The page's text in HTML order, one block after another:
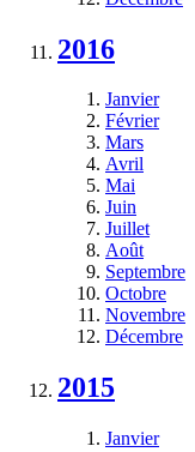
2016
Janvier
Février
Mars
Avril
Mai
Juin
Juillet
Août
Septembre
Octobre
Novembre
Décembre
2015
Janvier